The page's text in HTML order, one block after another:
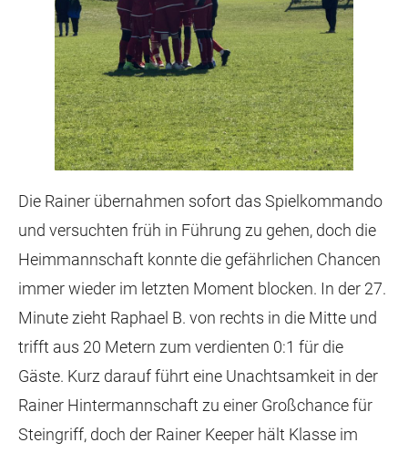
Die Rainer übernahmen sofort das Spielkommando
und versuchten früh in Führung zu gehen, doch die
Heimmannschaft konnte die gefährlichen Chancen
immer wieder im letzten Moment blocken. In der 27.
Minute zieht Raphael B. von rechts in die Mitte und
trifft aus 20 Metern zum verdienten 0:1 für die
Gäste. Kurz darauf führt eine Unachtsamkeit in der
Rainer Hintermannschaft zu einer Großchance für
Steingriff, doch der Rainer Keeper hält Klasse im